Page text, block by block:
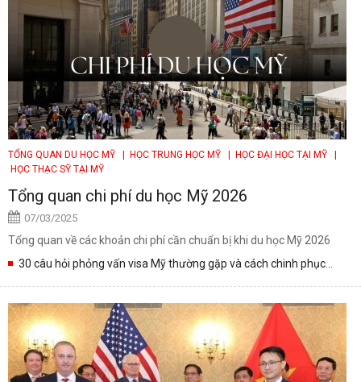
TỔNG QUAN DU HỌC MỸ | HỌC TRUNG HỌC MỸ | HỌC ĐẠI HỌC TẠI MỸ
HỌC THẠC SỸ TẠI MỸ
Tổng quan chi phí du học Mỹ 2026
07/03/2025
Tổng quan về các khoản chi phí cần chuẩn bị khi du học Mỹ 2026
30 câu hỏi phỏng vấn visa Mỹ thường gặp và cách chinh phục